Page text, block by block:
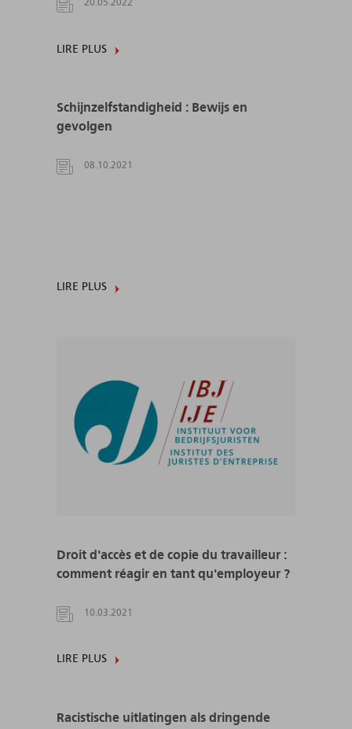
20.05.2022
LIRE PLUS
Schijnzelfstandigheid : Bewijs en
gevolgen
08.10.2021
LIRE PLUS
Droit d'accès et de copie du travailleur :
comment réagir en tant qu'employeur ?
10.03.2021
LIRE PLUS
Racistische uitlatingen als dringende